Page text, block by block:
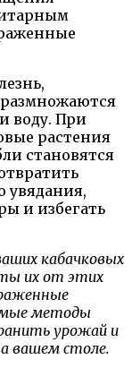
воду. При
растения
становятся
увядания,
и избегать
кабачковых
их от этих
методы
урожай и
вашем столе.